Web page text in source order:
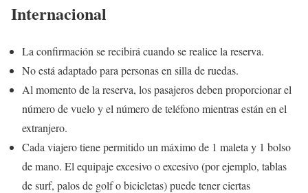
Internacional
La confirmación se recibirá cuando se realice la reserva.
No está adaptado para personas en silla de ruedas.
Al momento de la reserva, los pasajeros deben proporcionar el
número de vuelo y el número de teléfono mientras están en el
extranjero.
Cada viajero tiene permitido un máximo de 1 maleta y 1 bolso
de mano. El equipaje excesivo o excesivo (por ejemplo, tablas
de surf, palos de golf o bicicletas) puede tener ciertas